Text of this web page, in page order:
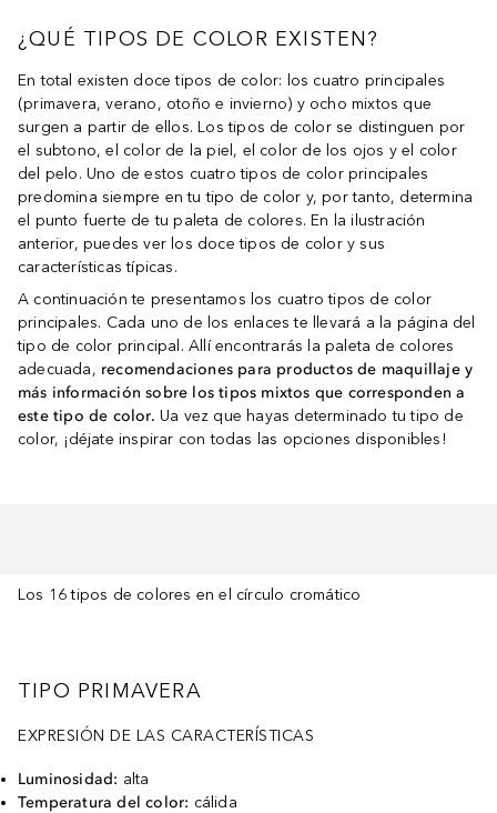
¿QUÉ TIPOS DE COLOR EXISTEN?
En total existen doce tipos de color: los cuatro principales
(primavera, verano, otoño e invierno) y ocho mixtos que
surgen a partir de ellos. Los tipos de color se distinguen por
el subtono, el color de la piel, el color de los ojos y el color
del pelo. Uno de estos cuatro tipos de color principales
predomina siempre en tu tipo de color y, por tanto, determina
el punto fuerte de tu paleta de colores. En la ilustración
anterior, puedes ver los doce tipos de color y sus
características típicas.
A continuación te presentamos los cuatro tipos de color
principales. Cada uno de los enlaces te llevará a la página del
tipo de color principal. Allí encontrarás la paleta de colores
adecuada, recomendaciones para productos de maquillaje y
más información sobre los tipos mixtos que corresponden a
este tipo de color. Ua vez que hayas determinado tu tipo de
color, ¡déjate inspirar con todas las opciones disponibles!
Los 16 tipos de colores en el círculo cromático
TIPO PRIMAVERA
EXPRESIÓN DE LAS CARACTERÍSTICAS
Luminosidad: alta
Temperatura del color: cálida